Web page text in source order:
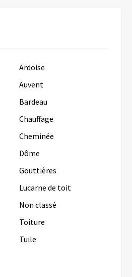
Ardoise
Auvent
Bardeau
Chauffage
Cheminée
Dôme
Gouttières
Lucarne de toit
Non classé
Toiture
Tuile